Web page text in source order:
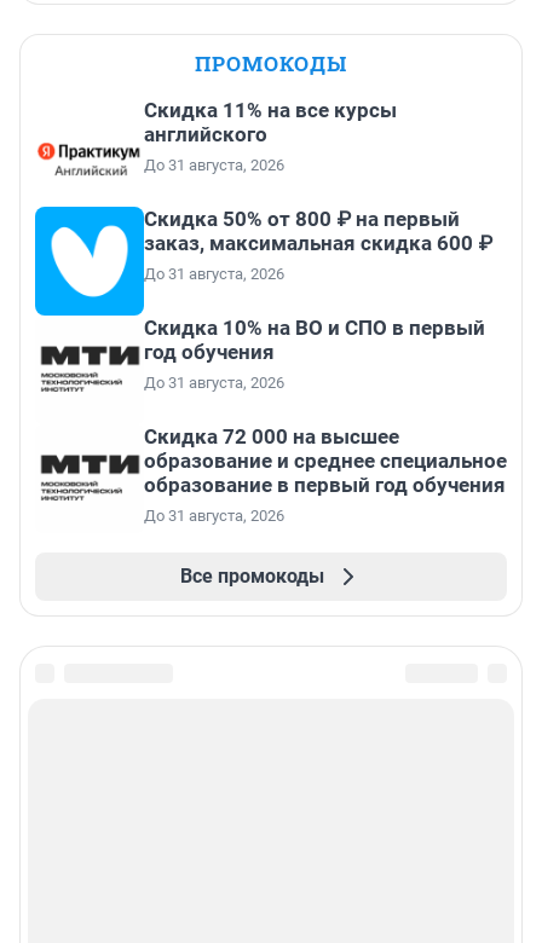
ПРОМОКОДЫ
Скидка 11% на все курсы
английского
До 31 августа, 2026
Скидка 50% от 800 ₽ на первый
заказ, максимальная скидка 600 ₽
До 31 августа, 2026
Скидка 10% на ВО и СПО в первый
год обучения
До 31 августа, 2026
Скидка 72 000 на высшее
образование и среднее специальное
образование в первый год обучения
До 31 августа, 2026
Все промокоды